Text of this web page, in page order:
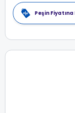
Peşin